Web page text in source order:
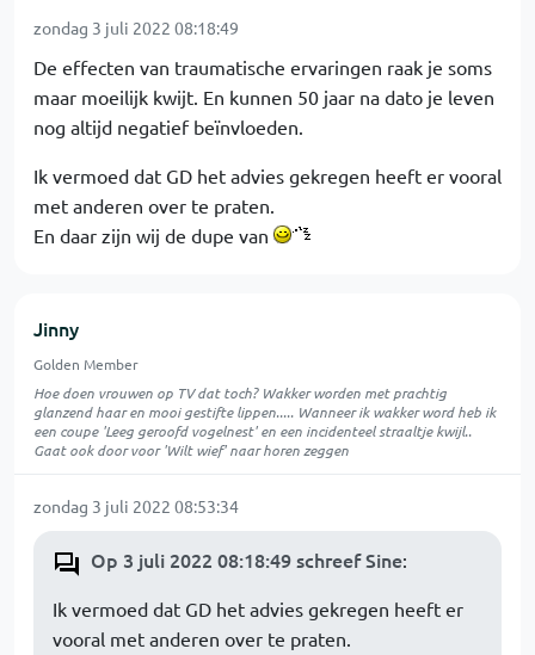
zondag 3 juli 2022 08:18:49
De effecten van traumatische ervaringen raak je soms
maar moeilijk kwijt. En kunnen 50 jaar na dato je leven
nog altijd negatief beïnvloeden.
Ik vermoed dat GD het advies gekregen heeft er vooral
met anderen over te praten.
En daar zijn wij de dupe van
Jinny
Golden Member
Hoe doen vrouwen op TV dat toch? Wakker worden met prachtig
glanzend haar en mooi gestifte lippen..... Wanneer ik wakker word heb ik
een coupe 'Leeg geroofd vogelnest' en een incidenteel straaltje kwijl..
Gaat ook door voor 'Wilt wief' naar horen zeggen
zondag 3 juli 2022 08:53:34
Op 3 juli 2022 08:18:49 schreef Sine:
Ik vermoed dat GD het advies gekregen heeft er
vooral met anderen over te praten.